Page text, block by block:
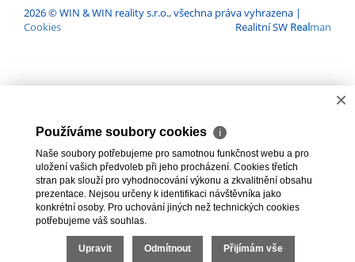
2026 © WIN & WIN reality s.r.o., všechna práva vyhrazena |
Cookies
Realitní SW Realman
×
Používáme soubory cookies ℹ
Naše soubory potřebujeme pro samotnou funkčnost webu a pro
uložení vašich předvoleb při jeho procházení. Cookies třetích
stran pak slouží pro vyhodnocování výkonu a zkvalitnění obsahu
prezentace. Nejsou určeny k identifikaci návštěvníka jako
konkrétní osoby. Pro uchování jiných než technických cookies
potřebujeme váš souhlas.
Upravit Odmítnout Přijímám vše